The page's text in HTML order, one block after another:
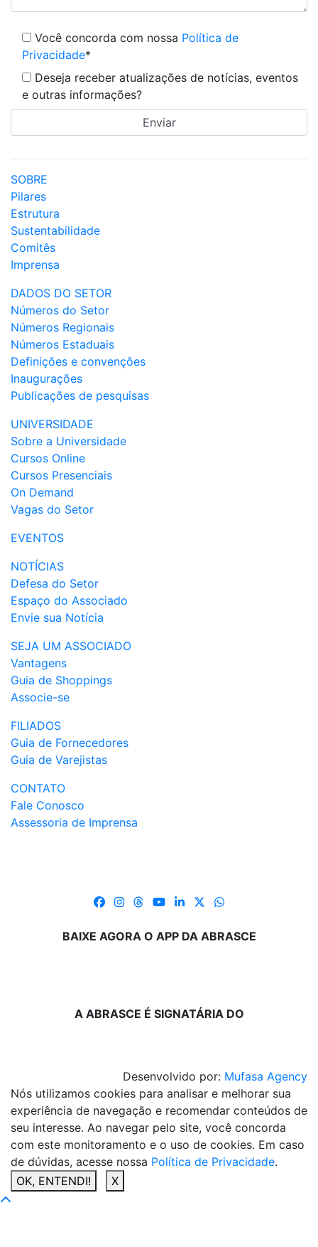
Você concorda com nossa Política de
Privacidade*
Deseja receber atualizações de notícias, eventos
e outras informações?
SOBRE
Pilares
Estrutura
Sustentabilidade
Comitês
Imprensa
DADOS DO SETOR
Números do Setor
Números Regionais
Números Estaduais
Definições e convenções
Inaugurações
Publicações de pesquisas
UNIVERSIDADE
Sobre a Universidade
Cursos Online
Cursos Presenciais
On Demand
Vagas do Setor
EVENTOS
NOTÍCIAS
Defesa do Setor
Espaço do Associado
Envie sua Notícia
SEJA UM ASSOCIADO
Vantagens
Guia de Shoppings
Associe-se
FILIADOS
Guia de Fornecedores
Guia de Varejistas
CONTATO
Fale Conosco
Assessoria de Imprensa
BAIXE AGORA O APP DA ABRASCE
A ABRASCE É SIGNATÁRIA DO
Desenvolvido por: Mufasa Agency
Nós utilizamos cookies para analisar e melhorar sua
experiência de navegação e recomendar conteúdos de
seu interesse. Ao navegar pelo site, você concorda
com este monitoramento e o uso de cookies. Em caso
de dúvidas, acesse nossa Política de Privacidade.
OK, ENTENDI!
X